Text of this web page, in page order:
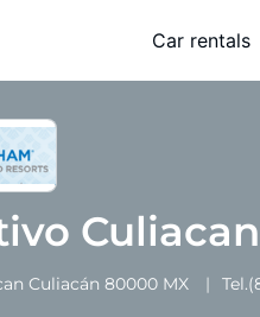
Car rentals
Culiacan
Culiacán 80000 MX Tel.
Regels van het hotel